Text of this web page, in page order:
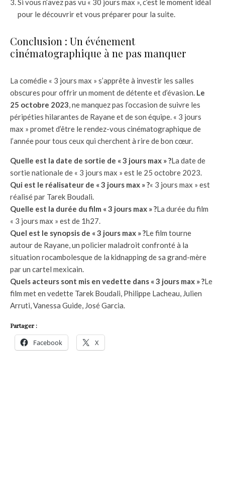
Si vous n’avez pas vu « 30 jours max », c’est le moment idéal
pour le découvrir et vous préparer pour la suite.
Conclusion : Un événement
cinématographique à ne pas manquer
La comédie « 3 jours max » s’apprête à investir les salles
obscures pour offrir un moment de détente et d’évasion. Le
25 octobre 2023, ne manquez pas l’occasion de suivre les
péripéties hilarantes de Rayane et de son équipe. « 3 jours
max » promet d’être le rendez-vous cinématographique de
l’année pour tous ceux qui cherchent à rire de bon cœur.
Quelle est la date de sortie de « 3 jours max » ?La date de
sortie nationale de « 3 jours max » est le 25 octobre 2023.
Qui est le réalisateur de « 3 jours max » ?« 3 jours max » est
réalisé par Tarek Boudali.
Quelle est la durée du film « 3 jours max » ?La durée du film
« 3 jours max » est de 1h27.
Quel est le synopsis de « 3 jours max » ?Le film tourne
autour de Rayane, un policier maladroit confronté à la
situation rocambolesque de la kidnapping de sa grand-mère
par un cartel mexicain.
Quels acteurs sont mis en vedette dans « 3 jours max » ?Le
film met en vedette Tarek Boudali, Philippe Lacheau, Julien
Arruti, Vanessa Guide, José Garcia.
Partager :
Facebook X